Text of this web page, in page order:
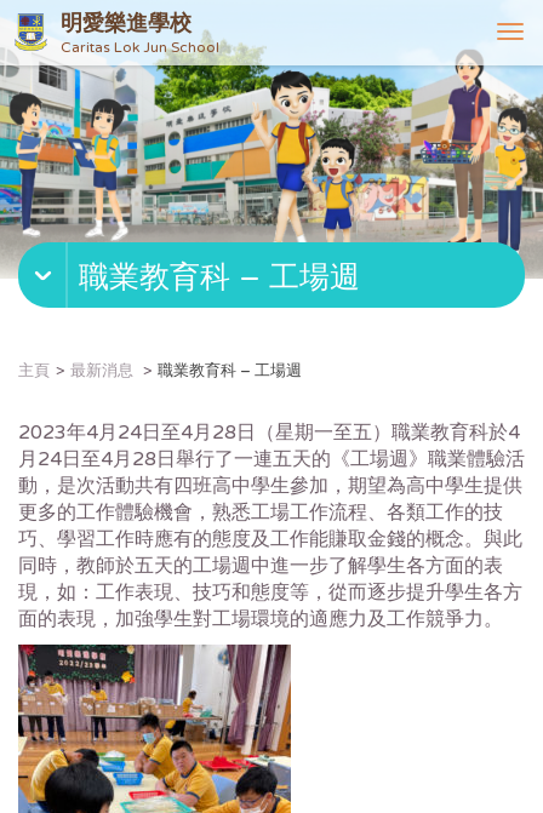
明愛樂進學校
Caritas Lok Jun School
T
o
g
g
l
e
n
v
g
n
職業教育科 – 工場週
主頁 最新消息 職業教育科 – 工場週
2023年4月24日至4月28日（星期一至五）職業教育科於4
月24日至4月28日舉行了一連五天的《工場週》職業體驗活
動，是次活動共有四班高中學生參加，期望為高中學生提供
更多的工作體驗機會，熟悉工場工作流程、各類工作的技
巧、學習工作時應有的態度及工作能賺取金錢的概念。與此
同時，教師於五天的工場週中進一步了解學生各方面的表
現，如：工作表現、技巧和態度等，從而逐步提升學生各方
面的表現，加強學生對工場環境的適應力及工作競爭力。